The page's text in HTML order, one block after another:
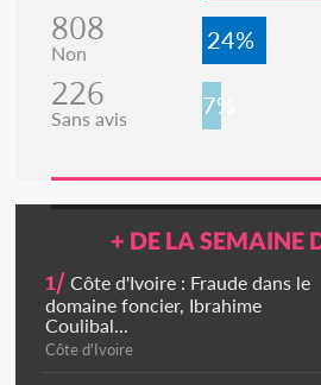
808
Non 24%
226
Sans avis 7%
+ DE LA SEMAINE
1/ Côte d'Ivoire : Fraude dans le
domaine foncier, Ibrahime
Coulibal...
Côte d'Ivoire